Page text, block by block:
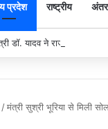
प्रदेश राष्ट्रीय
डॉ. यादव ने राजा राममोहन
/मंत्री सुश्री भूरिया से मिली